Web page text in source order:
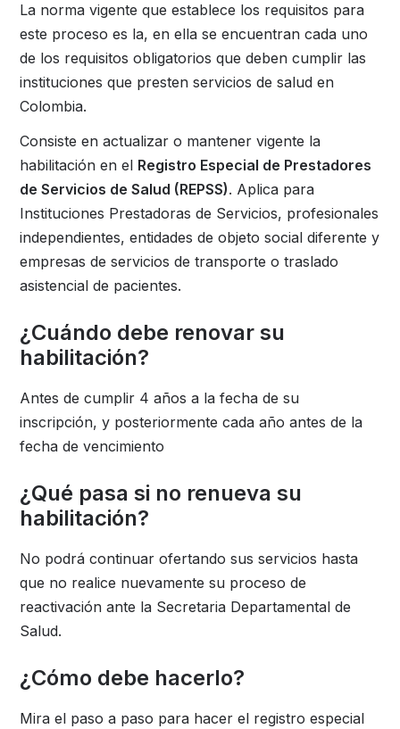
La norma vigente que establece los requisitos para
este proceso es la, en ella se encuentran cada uno
de los requisitos obligatorios que deben cumplir las
instituciones que presten servicios de salud en
Colombia.
Consiste en actualizar o mantener vigente la
habilitación en el Registro Especial de Prestadores
de Servicios de Salud (REPSS). Aplica para
Instituciones Prestadoras de Servicios, profesionales
independientes, entidades de objeto social diferente y
empresas de servicios de transporte o traslado
asistencial de pacientes.
¿Cuándo debe renovar su
habilitación?
Antes de cumplir 4 años a la fecha de su
inscripción, y posteriormente cada año antes de la
fecha de vencimiento
¿Qué pasa si no renueva su
habilitación?
No podrá continuar ofertando sus servicios hasta
que no realice nuevamente su proceso de
reactivación ante la Secretaria Departamental de
Salud.
¿Cómo debe hacerlo?
Mira el paso a paso para hacer el registro especial